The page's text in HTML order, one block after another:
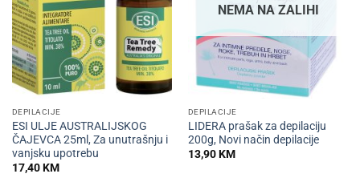
DEPILACIJE
ESI ULJE AUSTRALIJSKOG
ČAJEVCA 25ml, Za unutrašnju i
vanjsku upotrebu
17,40KM
NEMA NA ZALIHI
DEPILACIJE
LIDERA prašak za depilaciju
200g, Novi način depilacije
13,90KM